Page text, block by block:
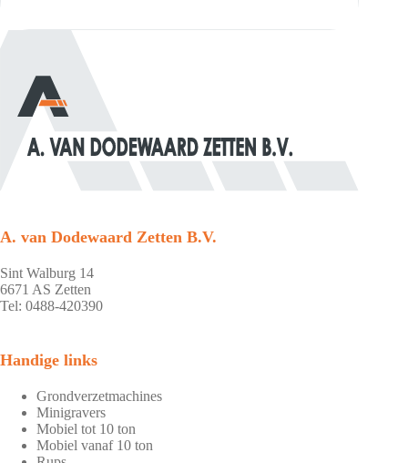
A. van Dodewaard Zetten B.V.
Sint Walburg 14
6671 AS Zetten
Tel: 0488-420390
Handige links
Grondverzetmachines
Minigravers
Mobiel tot 10 ton
Mobiel vanaf 10 ton